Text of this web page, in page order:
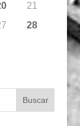
21
28